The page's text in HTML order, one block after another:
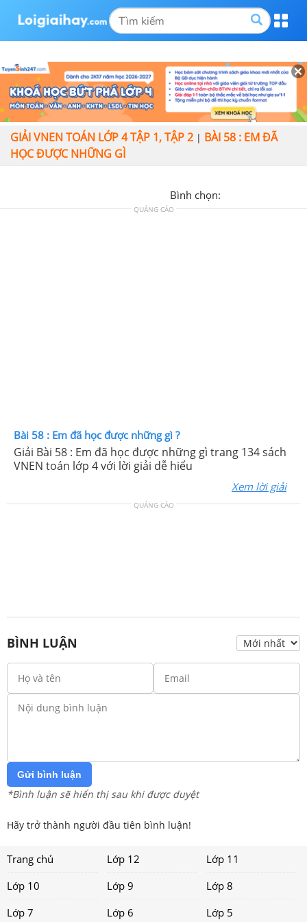
GIẢI VNEN TOÁN LỚP 4 TẬP 1, TẬP 2 | BÀI 58 : EM ĐÃ
HỌC ĐƯỢC NHỮNG GÌ
Bình chọn:
QUẢNG CÁO
Bài 58 : Em đã học được những gì ?
Giải Bài 58 : Em đã học được những gì trang 134 sách
VNEN toán lớp 4 với lời giải dễ hiểu
Xem lời giải
QUẢNG CÁO
BÌNH LUẬN
Gửi bình luận
*Bình luận sẽ hiển thị sau khi được duyệt
Hãy trở thành người đầu tiên bình luận!
Trang chủ Lớp 12
Lớp 11
Lớp 10
Lớp 9
Lớp 8
Lớp 7
Lớp 6 Lớp 5